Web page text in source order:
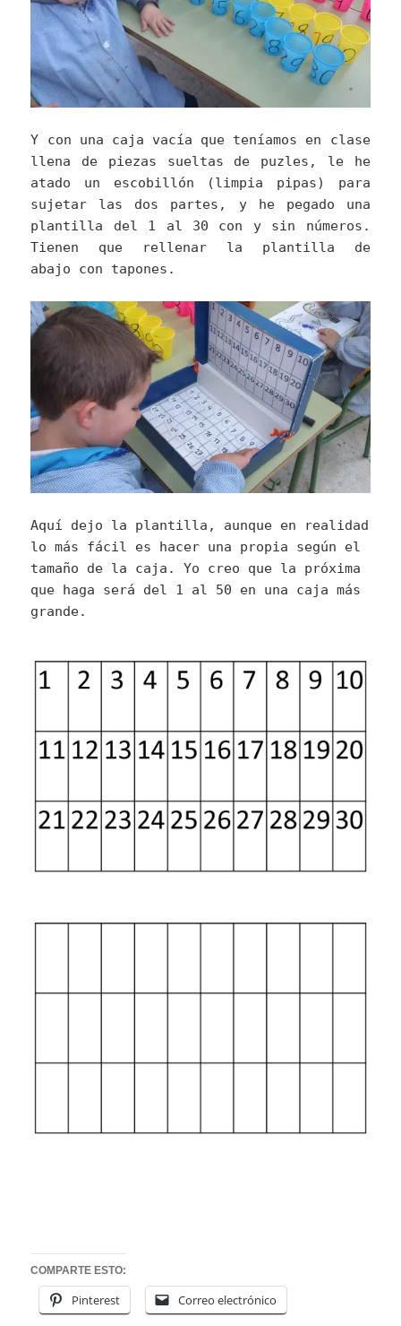
Y con una caja vacía que teníamos en clase
llena de piezas sueltas de puzles, le he
atado un escobillón (limpia pipas) para
sujetar las dos partes, y he pegado una
plantilla del 1 al 30 con y sin números.
Tienen que rellenar la plantilla de
abajo con tapones.
Aquí dejo la plantilla, aunque en realidad
lo más fácil es hacer una propia según el
tamaño de la caja. Yo creo que la próxima
que haga será del 1 al 50 en una caja más
grande.
COMPARTE ESTO:
Pinterest Correo electrónico